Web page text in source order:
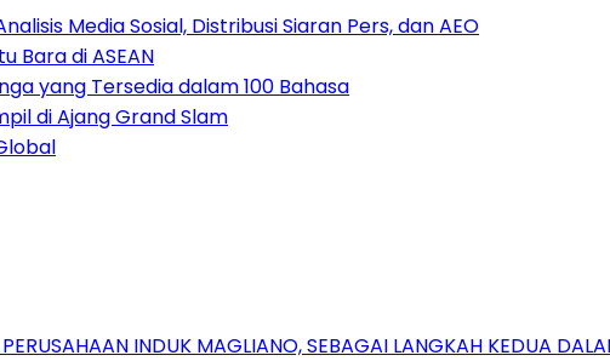
Media Sosial, Distribusi Siaran Pers, dan AEO
Bara di ASEAN
yang Tersedia dalam 100 Bahasa
di Ajang Grand Slam
INDUK MAGLIANO, SEBAGAI LANGKAH KEDUA